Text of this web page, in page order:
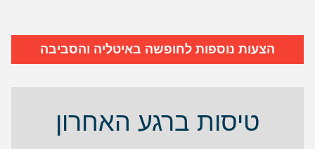
הצעות נוספות לחופשה באיטליה והסביבה
טיסות ברגע האחרון